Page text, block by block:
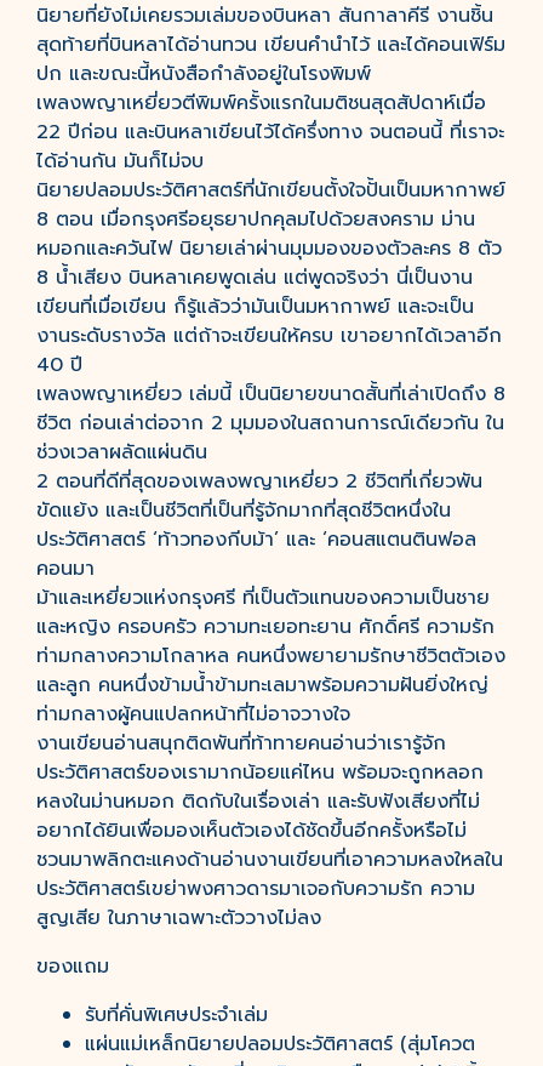
นิยายที่ยังไม่เคยรวมเล่มของบินหลา สันกาลาคีรี งานชิ้น
สุดท้ายที่บินหลาได้อ่านทวน เขียนคำนำไว้ และได้คอนเฟิร์ม
ปก และขณะนี้หนังสือกำลังอยู่ในโรงพิมพ์
เพลงพญาเหยี่ยวตีพิมพ์ครั้งแรกในมติชนสุดสัปดาห์เมื่อ
22 ปีก่อน และบินหลาเขียนไว้ได้ครึ่งทาง จนตอนนี้ ที่เราจะ
ได้อ่านกัน มันก็ไม่จบ
นิยายปลอมประวัติศาสตร์ที่นักเขียนตั้งใจปั้นเป็นมหากาพย์
8 ตอน เมื่อกรุงศรีอยุธยาปกคุลมไปด้วยสงคราม ม่าน
หมอกและควันไฟ นิยายเล่าผ่านมุมมองของตัวละคร 8 ตัว
8 น้ำเสียง บินหลาเคยพูดเล่น แต่พูดจริงว่า นี่เป็นงาน
เขียนที่เมื่อเขียน ก็รู้แล้วว่ามันเป็นมหากาพย์ และจะเป็น
งานระดับรางวัล แต่ถ้าจะเขียนให้ครบ เขาอยากได้เวลาอีก
40 ปี
เพลงพญาเหยี่ยว เล่มนี้ เป็นนิยายขนาดสั้นที่เล่าเปิดถึง 8
ชีวิต ก่อนเล่าต่อจาก 2 มุมมองในสถานการณ์เดียวกัน ใน
ช่วงเวลาผลัดแผ่นดิน
2 ตอนที่ดีที่สุดของเพลงพญาเหยี่ยว 2 ชีวิตที่เกี่ยวพัน
ขัดแย้ง และเป็นชีวิตที่เป็นที่รู้จักมากที่สุดชีวิตหนึ่งใน
ประวัติศาสตร์ ‘ท้าวทองกีบม้า’ และ ‘คอนสแตนตินฟอล
คอนมา
ม้าและเหยี่ยวแห่งกรุงศรี ที่เป็นตัวแทนของความเป็นชาย
และหญิง ครอบครัว ความทะเยอทะยาน ศักดิ์ศรี ความรัก
ท่ามกลางความโกลาหล คนหนึ่งพยายามรักษาชีวิตตัวเอง
และลูก คนหนึ่งข้ามน้ำข้ามทะเลมาพร้อมความฝันยิ่งใหญ่
ท่ามกลางผู้คนแปลกหน้าที่ไม่อาจวางใจ
งานเขียนอ่านสนุกติดพันที่ท้าทายคนอ่านว่าเรารู้จัก
ประวัติศาสตร์ของเรามากน้อยแค่ไหน พร้อมจะถูกหลอก
หลงในม่านหมอก ติดกับในเรื่องเล่า และรับฟังเสียงที่ไม่
อยากได้ยินเพื่อมองเห็นตัวเองได้ชัดขึ้นอีกครั้งหรือไม่
ชวนมาพลิกตะแคงด้านอ่านงานเขียนที่เอาความหลงใหลใน
ประวัติศาสตร์เขย่าพงศาวดารมาเจอกับความรัก ความ
สูญเสีย ในภาษาเฉพาะตัววางไม่ลง
ของแถม
รับที่คั่นพิเศษประจำเล่ม
แผ่นแม่เหล็กนิยายปลอมประวัติศาสตร์ (สุ่มโควต